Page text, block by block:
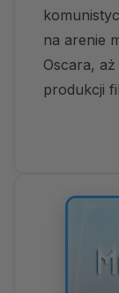
na arenie
Oscara,
produkcji